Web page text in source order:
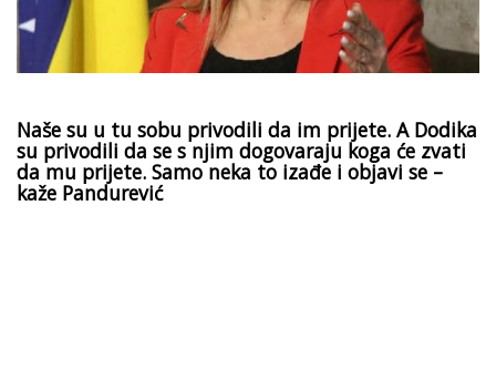
Naše su u tu sobu privodili da im prijete. A Dodika
su privodili da se s njim dogovaraju koga će zvati
da mu prijete. Samo neka to izađe i objavi se –
kaže Pandurević